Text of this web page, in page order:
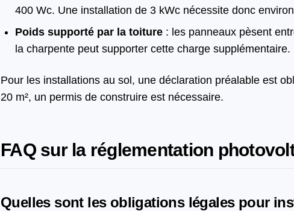
400 Wc. Une installation de 3 kWc nécessite donc
Poids supporté par la toiture : les panneaux pèsent
la charpente peut supporter cette charge supplémentaire.
Pour les installations au sol, une déclaration préalable est
20 m², un permis de construire est nécessaire.
FAQ sur la réglementation
Quelles sont les obligations légales pour